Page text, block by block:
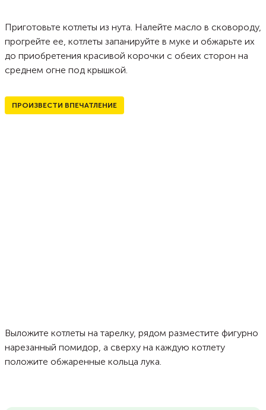
Приготовьте котлеты из нута. Налейте масло в сковороду,
прогрейте ее, котлеты запанируйте в муке и обжарьте их
до приобретения красивой корочки с обеих сторон на
среднем огне под крышкой.
ПРОИЗВЕСТИ ВПЕЧАТЛЕНИЕ
Выложите котлеты на тарелку, рядом разместите фигурно
нарезанный помидор, а сверху на каждую котлету
положите обжаренные кольца лука.